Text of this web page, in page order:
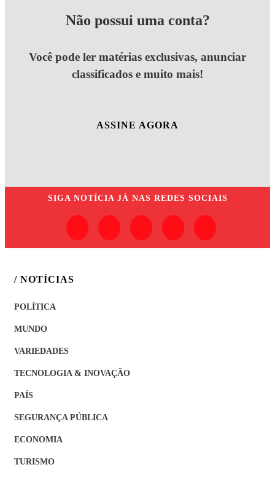
Não possui uma conta?
Você pode ler matérias exclusivas, anunciar
classificados e muito mais!
ASSINE AGORA
SIGA NOTÍCIA JÁ NAS REDES SOCIAIS
/ NOTÍCIAS
POLÍTICA
MUNDO
VARIEDADES
TECNOLOGIA & INOVAÇÃO
PAÍS
SEGURANÇA PÚBLICA
ECONOMIA
TURISMO